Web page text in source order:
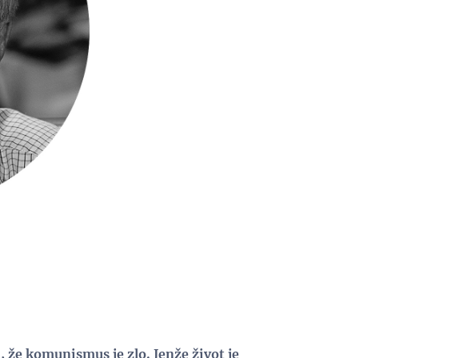
komunismus je zlo. Jenže život je